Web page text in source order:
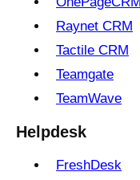
Raynet CRM
Tactile CRM
Teamgate
TeamWave
Helpdesk
FreshDesk